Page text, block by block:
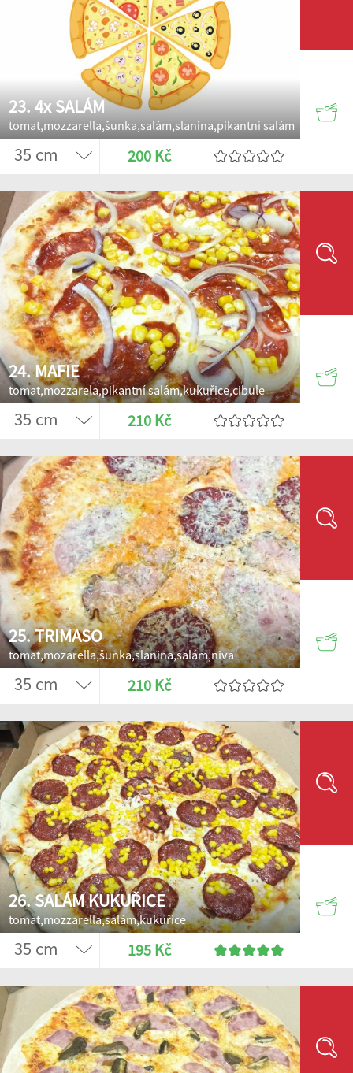
23. 4x SALÁM
tomat,mozzarella,šunka,salám,slanina,pikantní salám
200 Kč
24. MAFIE
tomat,mozzarela,pikantní salám,kukuřice,cibule
210 Kč
25. TRIMASO
tomat,mozarella,šunka,slanina,salám,niva
210 Kč
26. SALÁM KUKUŘICE
tomat,mozzarella,salám,kukuřice
195 Kč